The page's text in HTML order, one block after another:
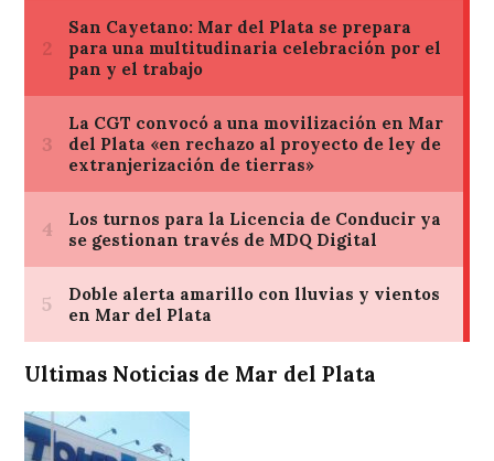
Ultimas Noticias de Mar del Plata